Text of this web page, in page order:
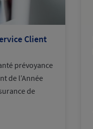
Client
prévoyance
de l’Année
de